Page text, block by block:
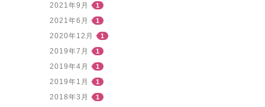
2021年9月 1
2021年6月 1
2020年12月 1
2019年7月 1
2019年4月 1
2019年1月 1
2018年3月 1